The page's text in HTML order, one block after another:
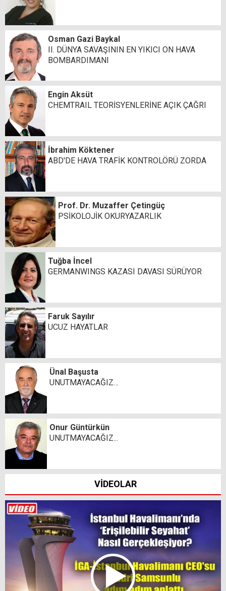
Osman Gazi Baykal
II. DÜNYA SAVAŞININ EN YIKICI ON HAVA
BOMBARDIMANI
Engin Aksüt
CHEMTRAIL TEORİSYENLERİNE AÇIK ÇAĞRI
İbrahim Köktener
ABD'DE HAVA TRAFİK KONTROLÖRÜ ZORDA
Prof. Dr. Muzaffer Çetingüç
PSİKOLOJİK OKURYAZARLIK
Tuğba İncel
GERMANWINGS KAZASI DAVASI SÜRÜYOR
Faruk Sayılır
UCUZ HAYATLAR
Ünal Başusta
UNUTMAYACAĞIZ…
Onur Güntürkün
UNUTMAYACAĞIZ...
VİDEOLAR